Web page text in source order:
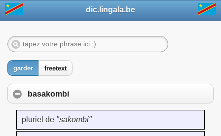
dic.lingala.be
garder freetext
basakombi
pluriel de "sakombi"